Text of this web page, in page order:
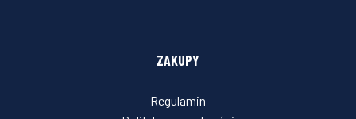
ZAKUPY
Regulamin